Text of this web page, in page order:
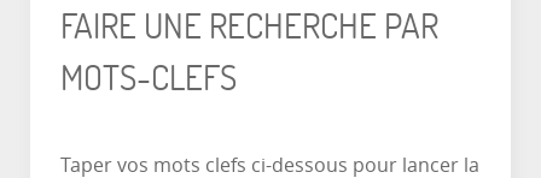
FAIRE UNE RECHERCHE PAR
MOTS-CLEFS
Taper vos mots clefs ci-dessous pour lancer la